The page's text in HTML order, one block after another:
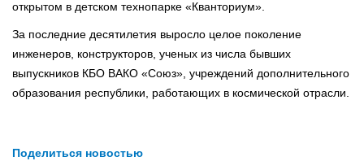
открытом в детском технопарке «Кванториум».
За последние десятилетия выросло целое поколение
инженеров, конструкторов, ученых из числа бывших
выпускников КБО ВАКО «Союз», учреждений дополнительного
образования республики, работающих в космической отрасли.
Поделиться новостью